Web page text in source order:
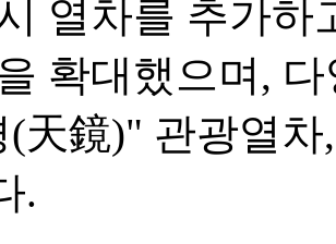
열차를 추가하
확대했으며,
天鏡)" 관광열
.